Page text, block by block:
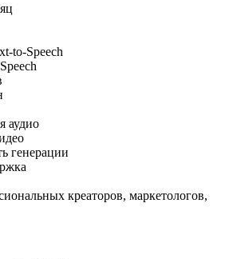
to-Speech
аудио
генерации
креаторов, маркетологов,